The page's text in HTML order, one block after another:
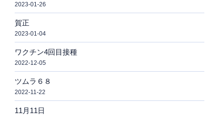
2023-01-26
賀正
2023-01-04
ワクチン4回目接種
2022-12-05
ツムラ６８
2022-11-22
11月11日